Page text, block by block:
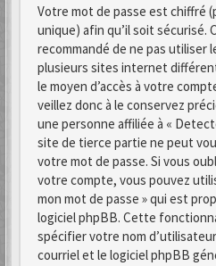
Votre mot de passe est chiffré
unique) afin qu’il soit sécurisé.
recommandé de ne pas utiliser
plusieurs sites internet
le moyen d’accès à votre
veillez donc à le conservez
une personne affiliée à «
site de tierce partie ne peut
votre mot de passe. Si vous
votre compte, vous pouvez
mon mot de passe » qui est
logiciel phpBB. Cette
spécifier votre nom
courriel et le logiciel phpBB